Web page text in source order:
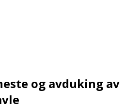
og avduking av